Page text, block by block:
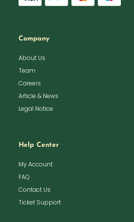
Company
About Us
Team
Careers
Article & News
Legal Notice
Help Center
My Account
FAQ
Contact Us
Ticket Support